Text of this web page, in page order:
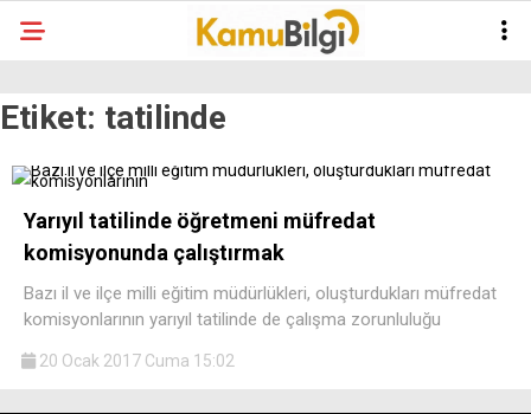
Etiket: tatilinde
Yarıyıl tatilinde öğretmeni müfredat
komisyonunda çalıştırmak
Bazı il ve ilçe milli eğitim müdürlükleri, oluşturdukları müfredat
komisyonlarının yarıyıl tatilinde de çalışma zorunluluğu
20 Ocak 2017 Cuma 15:02